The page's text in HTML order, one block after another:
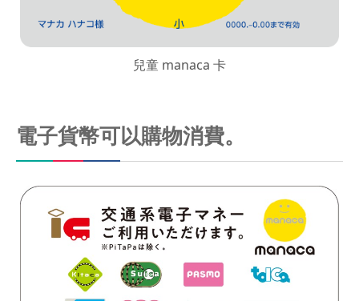
兒童 manaca 卡
電子貨幣可以購物消費。